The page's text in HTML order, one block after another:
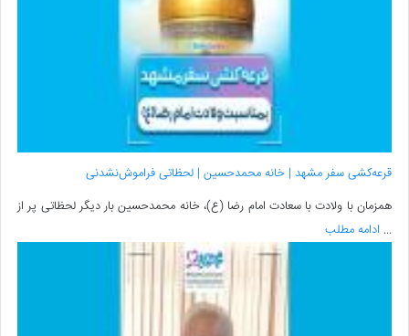
قرعه‌کشی سفر مشهد | خانه محمدحسین | لحظاتی فراموش‌نشدنی
همزمان با ولادت با سعادت امام رضا (ع)، خانه محمدحسین بار دیگر لحظاتی پر از
... ادامه مطلب